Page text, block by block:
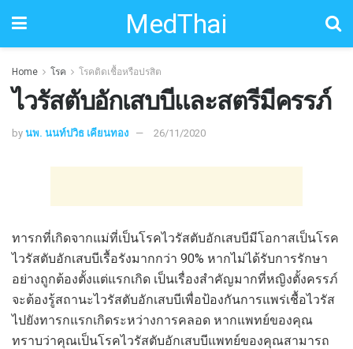
MedThai
Home โรค โรคติดเชื้อหรือปรสิต
ไวรัสตับอักเสบบีและสตรีมีครรภ์
by นพ. นนท์ปวิธ เคียนทอง 26/11/2020
ทารกที่เกิดจากแม่ที่เป็นโรคไวรัสตับอักเสบบีมีโอกาสเป็นโรค
ไวรัสตับอักเสบบีเรื้อรังมากกว่า 90% หากไม่ได้รับการรักษา
อย่างถูกต้องตั้งแต่แรกเกิด เป็นเรื่องสำคัญมากที่หญิงตั้งครรภ์
จะต้องรู้สถานะไวรัสตับอักเสบบีเพื่อป้องกันการแพร่เชื้อไวรัส
ไปยังทารกแรกเกิดระหว่างการคลอด หากแพทย์ของคุณ
ทราบว่าคุณเป็นโรคไวรัสตับอักเสบบีแพทย์ของคุณสามารถ